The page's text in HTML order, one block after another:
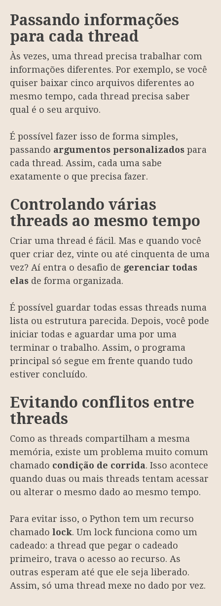
Passando informações
para cada thread
Às vezes, uma thread precisa trabalhar com
informações diferentes. Por exemplo, se você
quiser baixar cinco arquivos diferentes ao
mesmo tempo, cada thread precisa saber
qual é o seu arquivo.
É possível fazer isso de forma simples,
passando argumentos personalizados para
cada thread. Assim, cada uma sabe
exatamente o que precisa fazer.
Controlando várias
threads ao mesmo tempo
Criar uma thread é fácil. Mas e quando você
quer criar dez, vinte ou até cinquenta de uma
vez? Aí entra o desafio de gerenciar todas
elas de forma organizada.
É possível guardar todas essas threads numa
lista ou estrutura parecida. Depois, você pode
iniciar todas e aguardar uma por uma
terminar o trabalho. Assim, o programa
principal só segue em frente quando tudo
estiver concluído.
Evitando conflitos entre
threads
Como as threads compartilham a mesma
memória, existe um problema muito comum
chamado condição de corrida. Isso acontece
quando duas ou mais threads tentam acessar
ou alterar o mesmo dado ao mesmo tempo.
Para evitar isso, o Python tem um recurso
chamado lock. Um lock funciona como um
cadeado: a thread que pegar o cadeado
primeiro, trava o acesso ao recurso. As
outras esperam até que ele seja liberado.
Assim, só uma thread mexe no dado por vez.